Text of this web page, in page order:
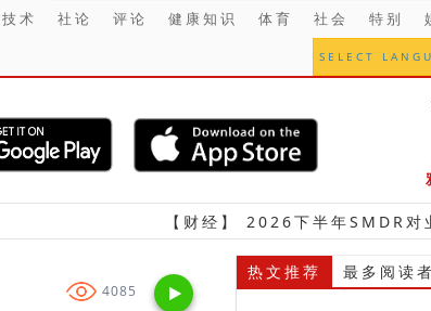
术 社论 评论 健康知识 体育 社会 特别
SELECT
【财经】 2026下半年SMDR对业绩提升充
4085
热文推荐 最多阅读者